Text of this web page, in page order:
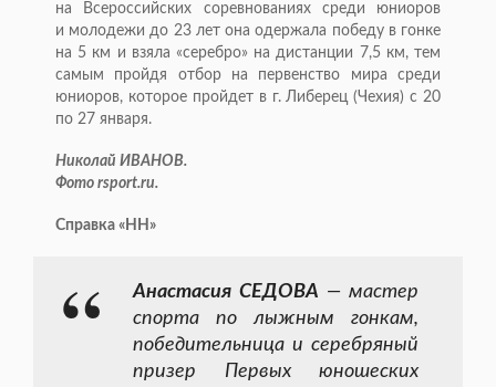
на Всероссийских соревнованиях среди юниоров
и молодежи до 23 лет она одержала победу в гонке
на 5 км и взяла «серебро» на дистанции 7,5 км, тем
самым пройдя отбор на первенство мира среди
юниоров, которое пройдет в г. Либерец (Чехия) с 20
по 27 января.
Николай ИВАНОВ.
Фото rsport.ru.
Справка «НН»
Анастасия СЕДОВА — мастер
спорта по лыжным гонкам,
победительница и серебряный
призер Первых юношеских